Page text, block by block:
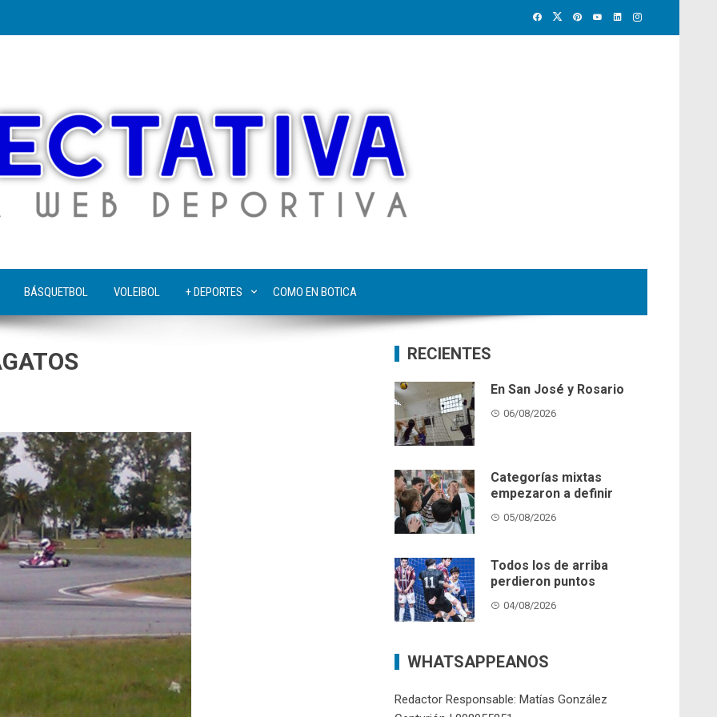
BÁSQUETBOL VOLEIBOL + DEPORTES COMO EN BOTICA
RECIENTES
En San José y Rosario
06/08/2026
Categorías mixtas
empezaron a definir
05/08/2026
Todos los de arriba
perdieron puntos
04/08/2026
WHATSAPPEANOS
Redactor Responsable: Matías González